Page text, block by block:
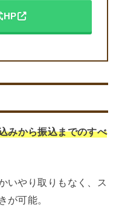
HP
みから振込までのすべ
いやり取りもなく、ス
が可能。